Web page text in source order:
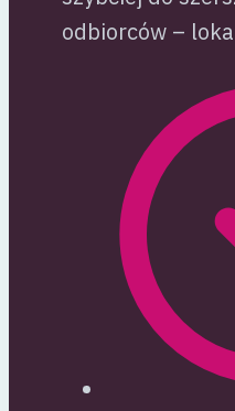
odbiorców –